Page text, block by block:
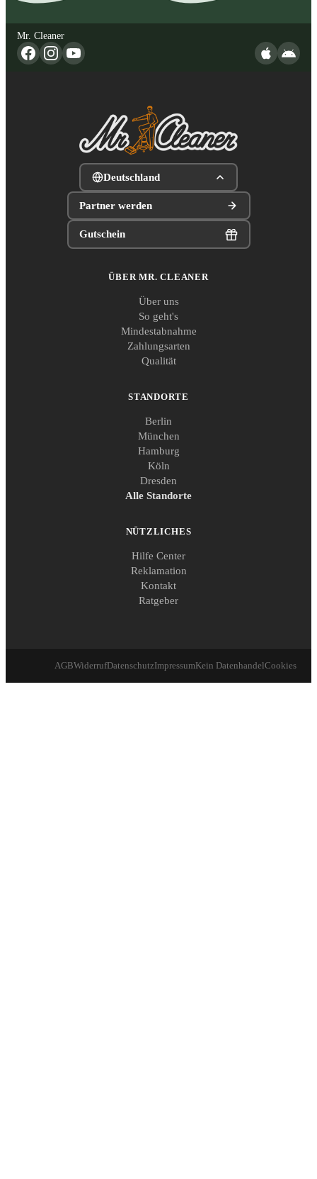
Mr. Cleaner
Deutschland
Partner werden
Gutschein
ÜBER MR. CLEANER
Über uns
So geht's
Mindestabnahme
Zahlungsarten
Qualität
STANDORTE
Berlin
München
Hamburg
Köln
Dresden
Alle Standorte
NÜTZLICHES
Hilfe Center
Reklamation
Kontakt
Ratgeber
AGBWiderrufDatenschutzImpressumKein DatenhandelCookies